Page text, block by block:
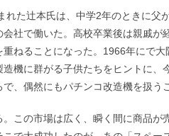
れた辻本氏は、中学2年のときに父
社で働いた。高校卒業後は親戚
ねることになった。1966年にで
機に群がる子供たちをヒントに
、偶然にもパチンコ改造機を扱う
この市場は広く、瞬く間に商品